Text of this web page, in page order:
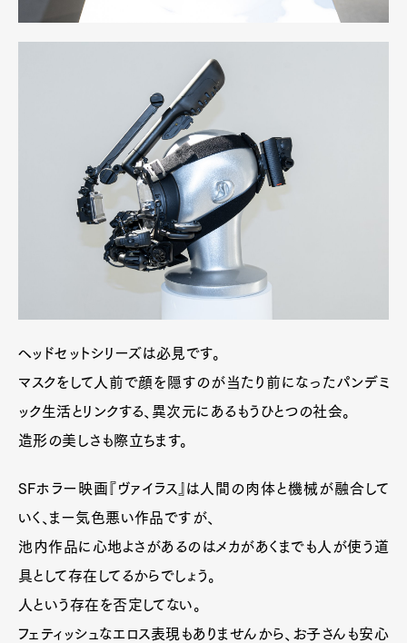
ヘッドセットシリーズは必見です。
マスクをして人前で顔を隠すのが当たり前になったパンデミ
ック生活とリンクする、異次元にあるもうひとつの社会。
造形の美しさも際立ちます。
SFホラー映画『ヴァイラス』は人間の肉体と機械が融合して
いく、まー気色悪い作品ですが、
池内作品に心地よさがあるのはメカがあくまでも人が使う道
具として存在してるからでしょう。
人という存在を否定してない。
フェティッシュなエロス表現もありませんから、お子さんも安心